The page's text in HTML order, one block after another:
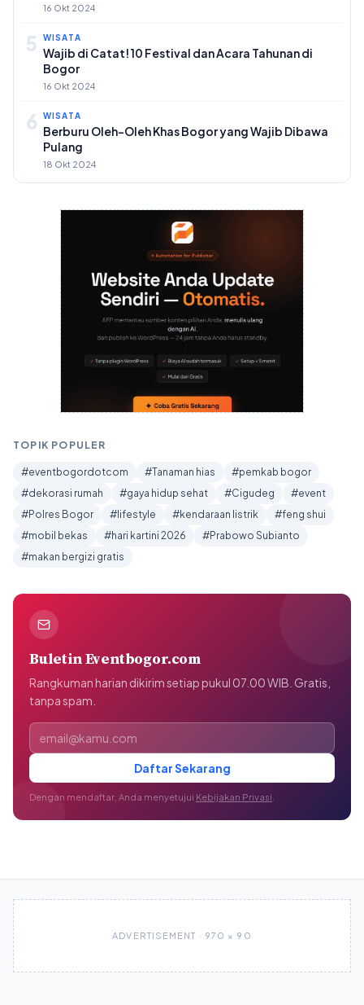
16 Okt 2024
5 WISATA
Wajib di Catat! 10 Festival dan Acara Tahunan di
Bogor
16 Okt 2024
6 WISATA
Berburu Oleh-Oleh Khas Bogor yang Wajib Dibawa
Pulang
18 Okt 2024
TOPIK POPULER
#eventbogordotcom #Tanaman hias
#pemkab bogor
#dekorasi rumah
#gaya hidup sehat #Cigudeg
#event
#Polres Bogor
#lifestyle #kendaraan listrik
#feng shui
#mobil bekas
#hari kartini 2026
#Prabowo Subianto
#makan bergizi gratis
Buletin Eventbogor.com
Rangkuman harian dikirim setiap pukul 07.00 WIB. Gratis,
tanpa spam.
Alamat email
Daftar Sekarang
Dengan mendaftar, Anda menyetujui Kebijakan Privasi
ADVERTISEMENT · 970 × 90